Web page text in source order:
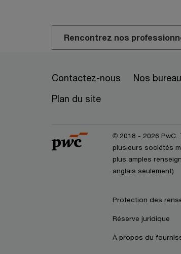
Rencontrez nos
Contactez-nous Nos
Plan du site
© 2018 - 2026 PwC.
plusieurs sociétés
plus amples
anglais seulement)
Protection des
Réserve juridique
À propos du